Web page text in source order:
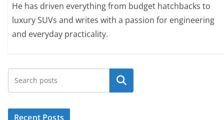
He has driven everything from budget hatchbacks to
luxury SUVs and writes with a passion for engineering
and everyday practicality.
Search
Recent Posts